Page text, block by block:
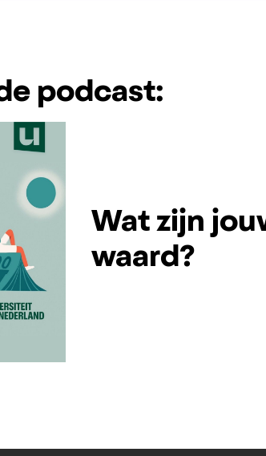
podcast:
Wat zijn
waard?